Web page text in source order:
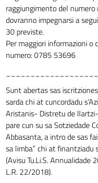
raggiungimento del
dovranno impegnarsi a
30 previste.
Per maggiori informazioni
numero: 0785 53696
Sunt abertas sas
sarda chi at cuncordadu
Aristanis- Distretu de
pare cun su sa Sotziedade
Abbasanta, a intro de sas
sa limba” chi at finantziadu
(Avisu Tu.Li.S.
L.R. 22/2018).